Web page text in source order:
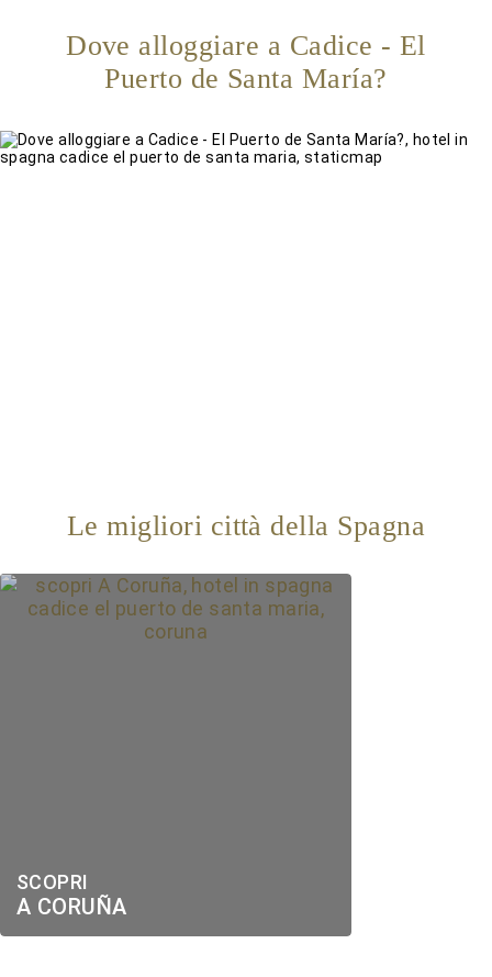
Dove alloggiare a Cadice - El
Puerto de Santa María?
Le migliori città della Spagna
SCOPRI
A CORUÑA